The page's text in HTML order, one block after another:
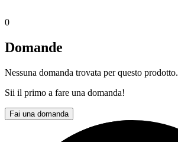
0
Domande
Nessuna domanda trovata per questo prodotto.
Sii il primo a fare una domanda!
Fai una domanda